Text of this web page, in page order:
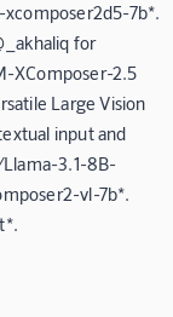
7b*.
for
XComposer-2.5
Large Vision
input and
3.1-8B-
vl-7b*.